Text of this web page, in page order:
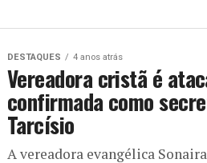
DESTAQUES 4 anos atrás
Vereadora cristã é
confirmada como
Tarcísio
A vereadora evangélica